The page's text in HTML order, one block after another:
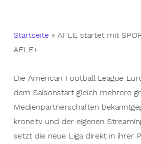
Startseite » AFLE startet mit
AFLE+
Die American Football League
dem Saisonstart gleich mehrere
Medienpartnerschaften
krone.tv und der eigenen
setzt die neue Liga direkt in ihrer